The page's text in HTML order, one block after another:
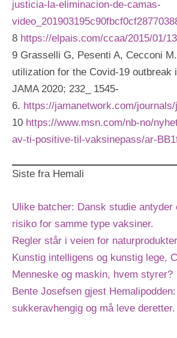
justicia-la-eliminacion-de-camas-
8 https://elpais.com/ccaa/2015/01/
9 Grasselli G, Pesenti A, Cecconi
utilization for the Covid-19 outbreak
JAMA 2020; 232_ 1545-
6. https://jamanetwork.com/
10 https://www.msn.com/nb-no/
av-ti-positive-til-vaksinepass/ar-
Siste fra Hemali
Ulike batcher: Dansk studie antyder
risiko for samme type vaksiner.
Regler står i veien for
Kunstig intelligens og kunstig lege,
Menneske og maskin, hvem styrer?
Bente Josefsen gjest
sukkeravhengig og må leve deretter.